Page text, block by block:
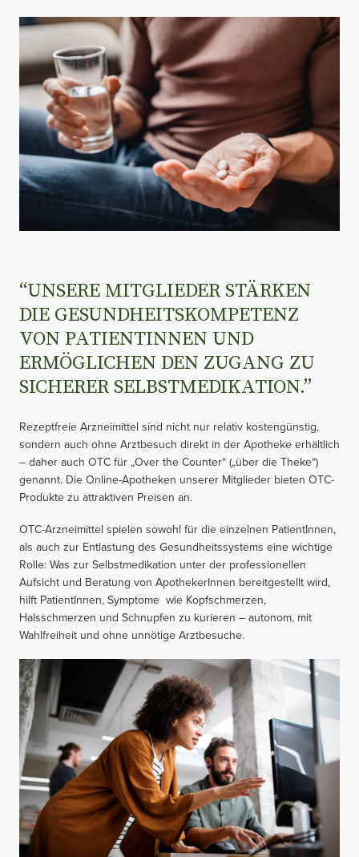
“UNSERE MITGLIEDER STÄRKEN
DIE GESUNDHEITSKOMPETENZ
VON PATIENTINNEN UND
ERMÖGLICHEN DEN ZUGANG ZU
SICHERER SELBSTMEDIKATION.”
Rezeptfreie Arzneimittel sind nicht nur relativ kostengünstig,
sondern auch ohne Arztbesuch direkt in der Apotheke erhältlich
– daher auch OTC für „Over the Counter“ („über die Theke“)
genannt. Die Online-Apotheken unserer Mitglieder bieten OTC-
Produkte zu attraktiven Preisen an.
OTC-Arzneimittel spielen sowohl für die einzelnen PatientInnen,
als auch zur Entlastung des Gesundheitssystems eine wichtige
Rolle: Was zur Selbstmedikation unter der professionellen
Aufsicht und Beratung von ApothekerInnen bereitgestellt wird,
hilft PatientInnen, Symptome wie Kopfschmerzen,
Halsschmerzen und Schnupfen zu kurieren – autonom, mit
Wahlfreiheit und ohne unnötige Arztbesuche.